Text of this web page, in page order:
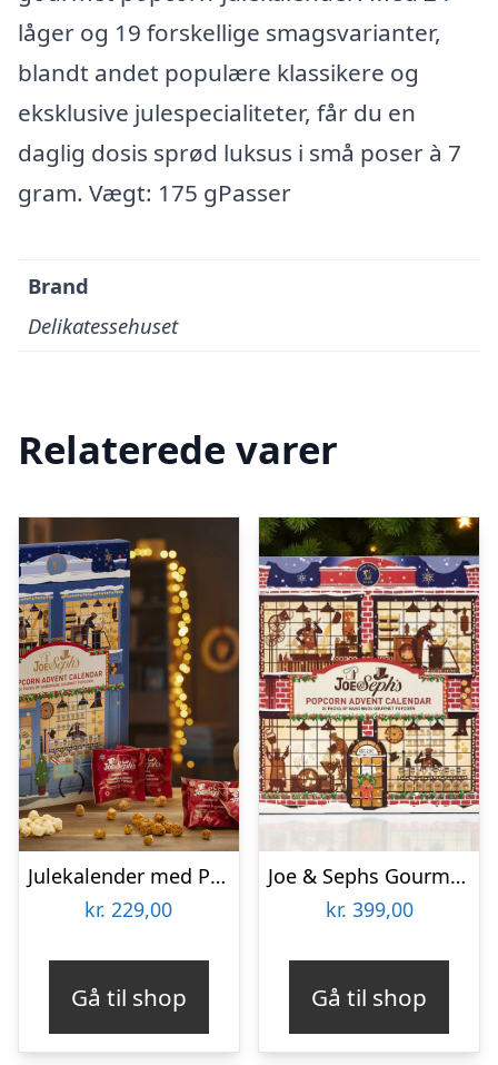
låger og 19 forskellige smagsvarianter,
blandt andet populære klassikere og
eksklusive julespecialiteter, får du en
daglig dosis sprød luksus i små poser à 7
gram. Vægt: 175 gPasser
Brand
Delikatessehuset
Relaterede varer
Julekalender med Popcorn – Joe & Seph’s
kr. 229,00
Gå til shop
Joe & Sephs Gourmet Popcorn Julekalender 2026
kr. 399,00
Gå til shop